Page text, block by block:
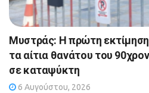
Μυστράς: Η πρώτη εκτίμηση
τα αίτια θανάτου του
σε καταψύκτη
6 Αυγούστου, 2026